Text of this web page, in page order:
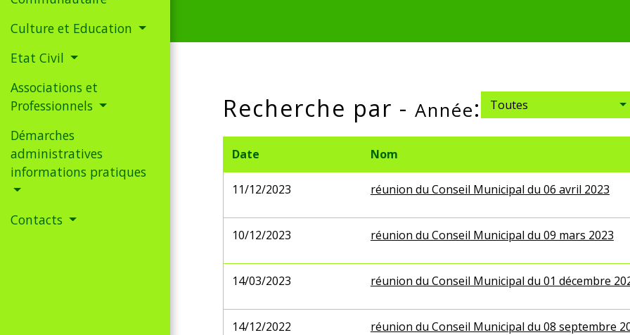
Culture et Education
Etat Civil
Associations et
Professionnels
Démarches
administratives
informations pratiques
Contacts
Recherche par - Année: Toutes
Date Nom
11/12/2023 réunion du Conseil Municipal du 06 avril 2023
10/12/2023 réunion du Conseil Municipal du 09 mars 2023
14/03/2023 réunion du Conseil Municipal du 01 décembre
14/12/2022 réunion du Conseil Municipal du 08 septembre